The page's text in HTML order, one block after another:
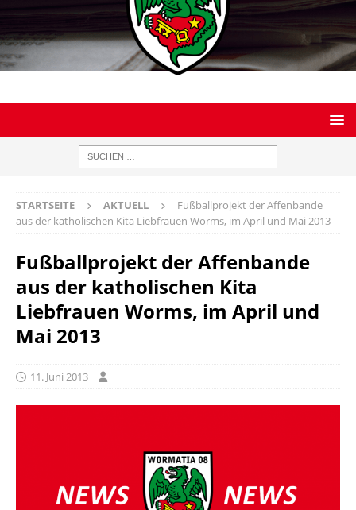
STARTSEITE AKTUELL
Fußballprojekt der Affenbande
aus der katholischen Kita Liebfrauen Worms, im April und Mai 2013
Fußballprojekt der Affenbande
aus der katholischen Kita
Liebfrauen Worms, im April und
Mai 2013
11. Juni 2013